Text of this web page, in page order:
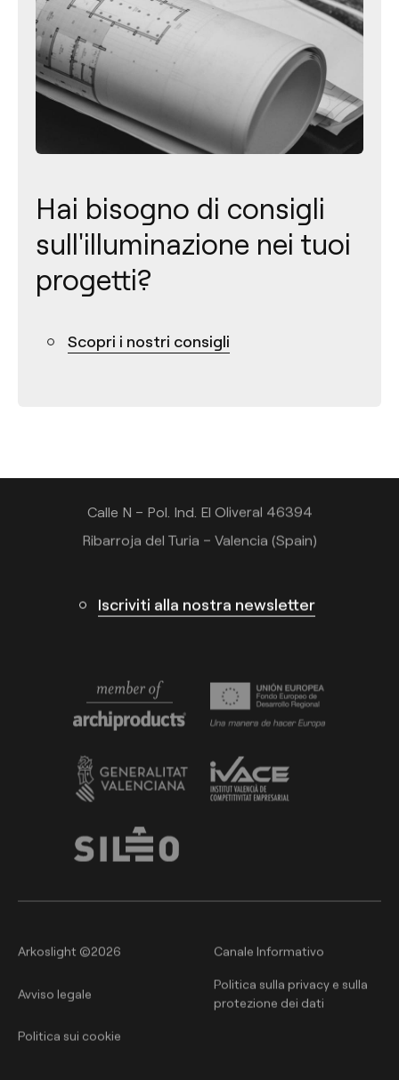
Hai bisogno di consigli
sull'illuminazione nei tuoi
progetti?
Scopri i nostri consigli
Contatto
Calle N – Pol. Ind. El Oliveral 46394
Ribarroja del Turia – Valencia (Spain)
Iscriviti alla nostra newsletter
Arkoslight ©2026 Canale Informativo
Avviso legale
Politica sulla privacy e sulla
protezione dei dati
Politica sui cookie